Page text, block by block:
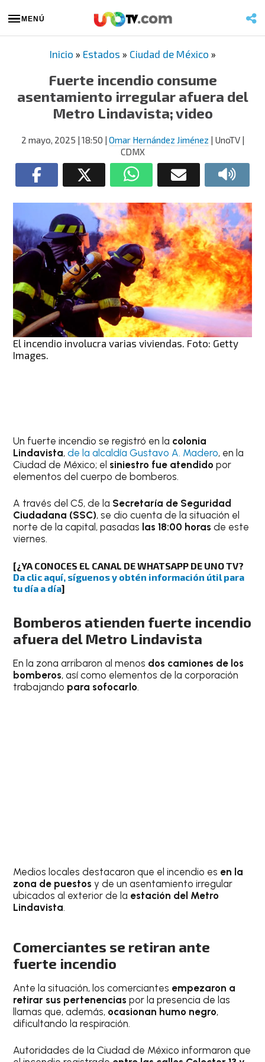
MENÚ
Inicio » Estados » Ciudad de México »
Fuerte incendio consume
asentamiento irregular afuera del
Metro Lindavista; video
2 mayo, 2025 | 18:50 | Omar Hernández Jiménez | UnoTV |
CDMX
El incendio involucra varias viviendas. Foto: Getty
Images.
Un fuerte incendio se registró en la colonia
Lindavista,de la alcaldía Gustavo A. Madero, en la
Ciudad de México; el siniestro fue atendido por
elementos del cuerpo de bomberos.
A través del C5, de la Secretaría de Seguridad
Ciudadana (SSC), se dio cuenta de la situación el
norte de la capital, pasadas las 18:00 horas de este
viernes.
[¿YA CONOCES EL CANAL DE WHATSAPP DE UNO TV?
Da clic aquí, síguenos y obtén información útil para
tu día a día]
Bomberos atienden fuerte incendio
afuera del Metro Lindavista
En la zona arribaron al menos dos camiones de los
bomberos, así como elementos de la corporación
trabajando para sofocarlo.
Medios locales destacaron que el incendio es en la
zona de puestos y de un asentamiento irregular
ubicados al exterior de la estación del Metro
Lindavista.
Comerciantes se retiran ante
fuerte incendio
Ante la situación, los comerciantes empezaron a
retirar sus pertenencias por la presencia de las
llamas que, además, ocasionan humo negro,
dificultando la respiración.
Autoridades de la Ciudad de México informaron que